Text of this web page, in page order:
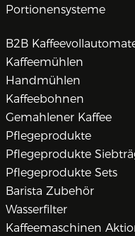
Portionensysteme
B2B
Kaffeemühlen
Handmühlen
Kaffeebohnen
Gemahlener Kaffee
Pflegeprodukte
Pflegeprodukte
Pflegeprodukte Sets
Barista Zubehör
Wasserfilter
Kaffeemaschinen